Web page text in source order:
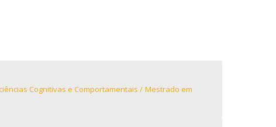
Contacts
Cognitivas e Comportamentais
Mestrado em